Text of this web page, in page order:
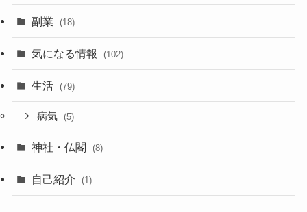
副業 (18)
気になる情報 (102)
生活 (79)
病気 (5)
神社・仏閣 (8)
自己紹介 (1)